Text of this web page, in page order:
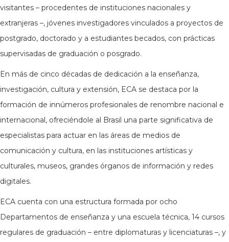
visitantes – procedentes de instituciones nacionales y
extranjeras –, jóvenes investigadores vinculados a proyectos de
postgrado, doctorado y a estudiantes becados, con prácticas
supervisadas de graduación o posgrado.
En más de cinco décadas de dedicación a la enseñanza,
investigación, cultura y extensión, ECA se destaca por la
formación de innúmeros profesionales de renombre nacional e
internacional, ofreciéndole al Brasil una parte significativa de
especialistas para actuar en las áreas de medios de
comunicación y cultura, en las instituciones artísticas y
culturales, museos, grandes órganos de información y redes
digitales.
ECA cuenta con una estructura formada por ocho
Departamentos de enseñanza y una escuela técnica, 14 cursos
regulares de graduación – entre diplomaturas y licenciaturas –, y